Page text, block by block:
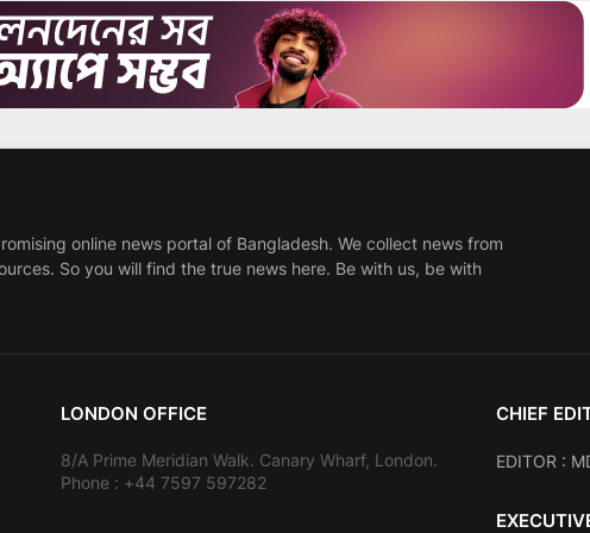
online news portal of Bangladesh. We collect news from
So you will find the true news here. Be with us, be with
LONDON OFFICE
8/A Prime Meridian Walk. Canary Wharf, London.
Phone : +44 7597 597282
CHIEF
EDITOR :